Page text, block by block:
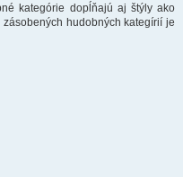
kategórie dopĺňajú aj štýly ako
hudobných kategírií je